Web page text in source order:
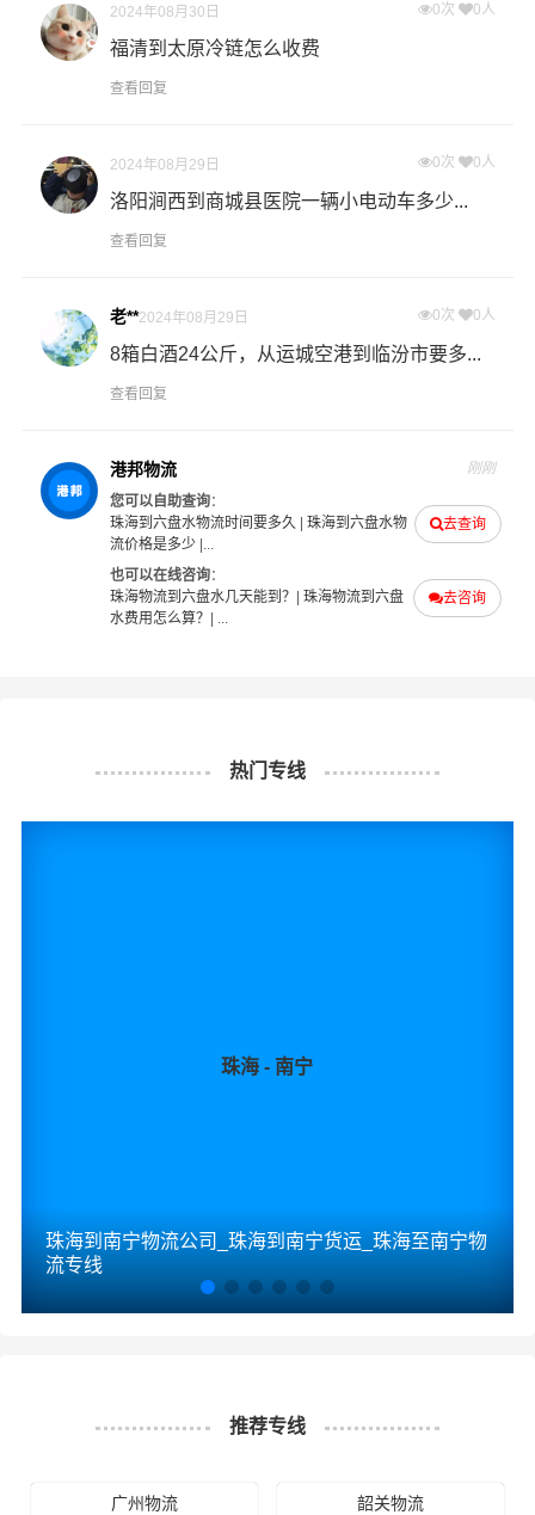
什么是送货费用？
即送货上门费用。物流公司安排车辆把货物从六盘水物流
港邦物流珠海物流业务部秉承“用心呵护，值得托付”的服务
理念，凭借珠海至六盘水物流的优质平台，始终致力于为
多年的在为各行各业提供我们的物流服务，也得到了很多
客户的认可和口碑相传，如果您有意向选择我们，我们非
常乐意为您解决物流相关问题。当然，还有很多优秀的
#珠海物流 #六盘水物流 六盘水货运
2024年08月30日 0次 0人
福清到太原冷链怎么收费
查看回复
2024年08月29日 0次 0人
洛阳涧西到商城县医院一辆小电动车多少...
查看回复
老**2024年08月29日 0次 0人
8箱白酒24公斤，从运城空港到临汾市要多...
查看回复
港邦物流 刚刚
去查询
您可以自助查询：
珠海到六盘水物流时间要多久
珠海到六盘水物
流价格是多少|...
去咨询
也可以在线咨询：
珠海物流到六盘水几天能到？
珠海物流到六盘
水费用怎么算？
| ...
热门专线
珠海 - 南宁
珠海到南宁物流公司_珠海到南宁货运_珠海至南宁物
流专线
推荐专线
广州物流 韶关物流